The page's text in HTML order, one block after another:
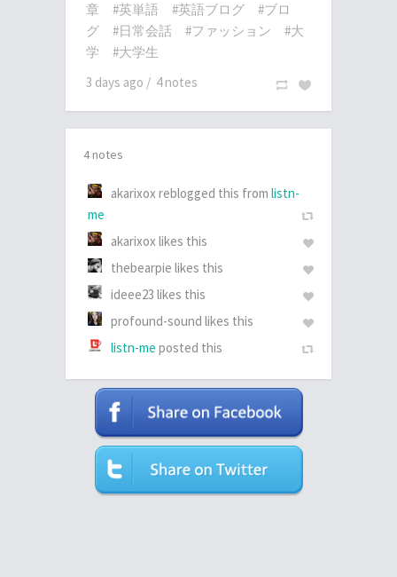
章
#英単語 #英語ブログ
#ブロ
グ
#日常会話 #ファッション
#大
学
#大学生
3 days ago / 4 notes
4 notes
akarixox reblogged this from listn-
me
akarixox likes this
thebearpie likes this
ideee23 likes this
profound-sound likes this
listn-me posted this